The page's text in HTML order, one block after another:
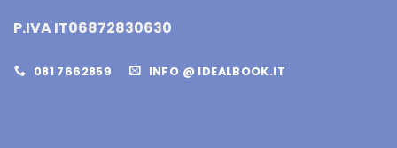
P.IVA IT06872830630
081 7662859 INFO @ IDEALBOOK.IT